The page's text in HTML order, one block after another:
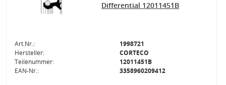
Differential 12011451B
Art.Nr.:
1998721
Hersteller:
CORTECO
Teilenummer:
12011451B
EAN-Nr.:
3358960209412